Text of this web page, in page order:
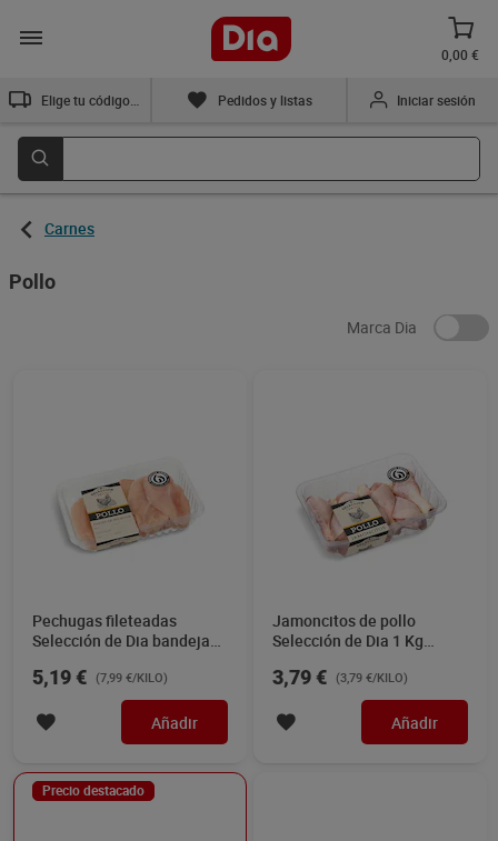
0,00 €
Pedidos y listas Iniciar sesión
Carnes
Pollo
Marca Dia
Pechugas fileteadas
Selección de Dia bandeja
5,19 € (7,99 €/KILO)
Añadir
Jamoncitos de pollo
Selección de Dia 1 Kg
3,79 € (3,79 €/KILO)
Añadir
Precio destacado